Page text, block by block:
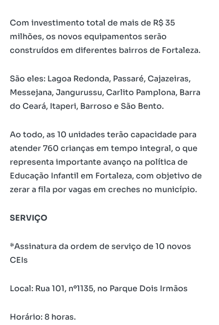
Com investimento total de mais de R$ 35
milhões, os novos equipamentos serão
construídos em diferentes bairros de Fortaleza.
São eles: Lagoa Redonda, Passaré, Cajazeiras,
Messejana, Jangurussu, Carlito Pamplona, Barra
do Ceará, Itaperi, Barroso e São Bento.
Ao todo, as 10 unidades terão capacidade para
atender 760 crianças em tempo integral, o que
representa importante avanço na política de
Educação Infantil em Fortaleza, com objetivo de
zerar a fila por vagas em creches no município.
SERVIÇO
*Assinatura da ordem de serviço de 10 novos
CEIs
Local: Rua 101, nº1135, no Parque Dois Irmãos
Horário: 8 horas.